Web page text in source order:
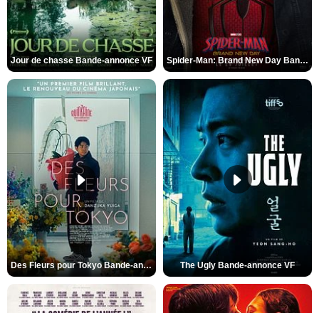
Jour de chasse Bande-annonce VF Spider-Man: Brand New Day Bande-annonce (3) VO STFR
Des Fleurs pour Tokyo Bande-annonce VO STFR The Ugly Bande-annonce VF